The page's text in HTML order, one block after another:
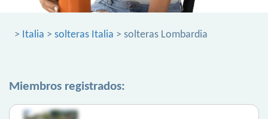
> Italia > solteras Italia > solteras Lombardia
Miembros registrados: